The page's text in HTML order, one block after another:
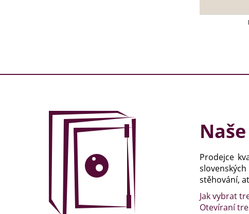
Prodejce
stěhování,
Jak vybrat
Otevíraní